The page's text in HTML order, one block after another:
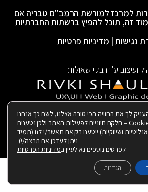
למרכז למורשת הרמב"ם טבריה אם
זה, תוכל להפיץ ברשתות החברתיות
נגישות | מדיניות פרטיות
ועיצוב ע"י רבקי שאולזון:
| בנייה ותחזוקת האתר:
לך את החוויה הכי טובה אצלנו, לשם כך אנחנו
משתמשים בקובצי Cookie – חלקם חיוניים לפעילות האתר ולכן נטענים
ושיווקיות) ייטענו רק אם תאשר/י לנו (תמיד
ניתן לעדכן אם תרצה/י).
לפרטים נוספים נא לעיין במדיניות הפרטיות
הגדרות